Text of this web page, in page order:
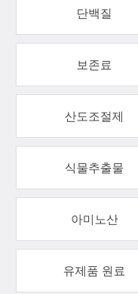
단백질
보존료
산도조절제
식물추출물
아미노산
유제품 원료